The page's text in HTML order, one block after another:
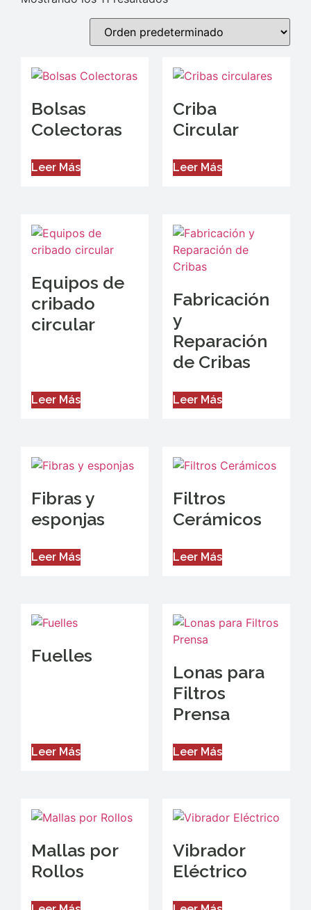
Bolsas
Colectoras
Leer Más
Criba
Circular
Leer Más
Equipos de
cribado
circular
Leer Más
Fabricación
y
Reparación
de Cribas
Leer Más
Fibras y
esponjas
Leer Más
Filtros
Cerámicos
Leer Más
Fuelles
Leer Más
Lonas para
Filtros
Prensa
Leer Más
Mallas por
Rollos
Vibrador
Eléctrico